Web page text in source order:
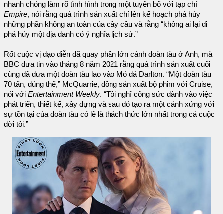
nhanh chóng làm rõ tình hình trong một tuyên bố với tạp chí
Empire, nói rằng quá trình sản xuất chỉ lên kế hoạch phá hủy
những phần không an toàn của cây cầu và rằng “không ai lại đi
phá hủy một địa danh có ý nghĩa lịch sử.”
Rốt cuộc vị đạo diễn đã quay phần lớn cảnh đoàn tàu ở Anh, mà
BBC đưa tin vào tháng 8 năm 2021 rằng quá trình sản xuất cuối
cùng đã đưa một đoàn tàu lao vào Mỏ đá Darlton. “Một đoàn tàu
70 tấn, đúng thế,” McQuarrie, đồng sản xuất bộ phim với Cruise,
nói với Entertainment Weekly. “Tôi nghĩ công sức dành vào việc
phát triển, thiết kế, xây dựng và sau đó tạo ra một cảnh xứng với
sự tồn tại của đoàn tàu có lẽ là thách thức lớn nhất trong cả cuộc
đời tôi.”